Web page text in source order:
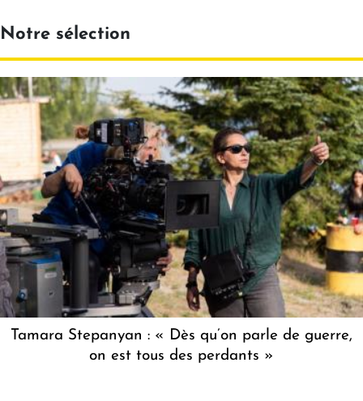
Notre sélection
Tamara Stepanyan : « Dès qu’on parle de guerre,
on est tous des perdants »